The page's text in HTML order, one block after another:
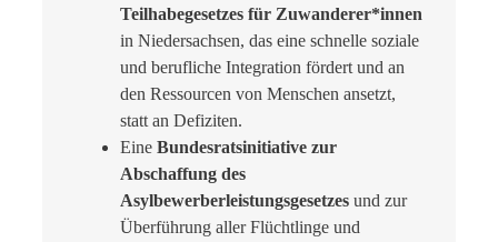
Teilhabegesetzes für Zuwanderer*innen
in Niedersachsen, das eine schnelle soziale
und berufliche Integration fördert und an
den Ressourcen von Menschen ansetzt,
statt an Defiziten.
Eine Bundesratsinitiative zur
Abschaffung des
Asylbewerberleistungsgesetzes und zur
Überführung aller Flüchtlinge und